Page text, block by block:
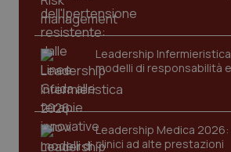
Leadership
modelli di responsabilità
Leadership Medica
clinici ad alte prestazioni
CookieScriptConsent